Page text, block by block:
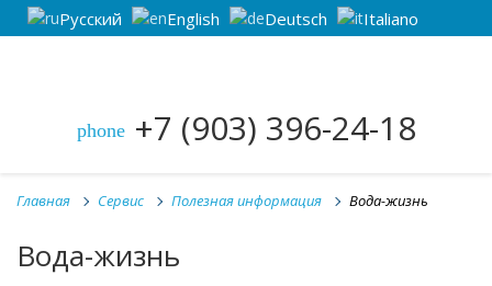
Русский English Deutsch Italiano
phone +7 (903) 396-24-18
Главная Сервис Полезная информация Вода-жизнь
Вода-жизнь